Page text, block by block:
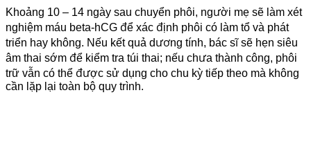
Khoảng 10 – 14 ngày sau chuyển phôi, người mẹ sẽ làm xét
nghiệm máu beta-hCG để xác định phôi có làm tổ và phát
triển hay không. Nếu kết quả dương tính, bác sĩ sẽ hẹn siêu
âm thai sớm để kiểm tra túi thai; nếu chưa thành công, phôi
trữ vẫn có thể được sử dụng cho chu kỳ tiếp theo mà không
cần lặp lại toàn bộ quy trình.